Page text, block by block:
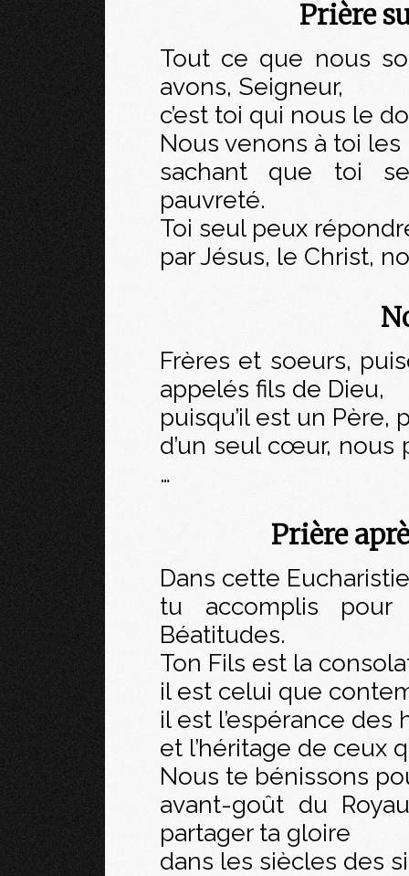
Prière
Tout ce que nous
avons, Seigneur,
c’est toi qui nous le
Nous venons à toi les
sachant que toi
pauvreté.
Toi seul peux
par Jésus, le Christ,
Frères et soeurs,
appelés fils de Dieu,
puisqu’il est un
d’un seul cœur, nous
…
Prière
Dans cette
tu accomplis
Béatitudes.
Ton Fils est la
il est celui que
il est l’espérance des
et l’héritage de ceux
Nous te bénissons
avant-goût du
partager ta gloire
dans les siècles des